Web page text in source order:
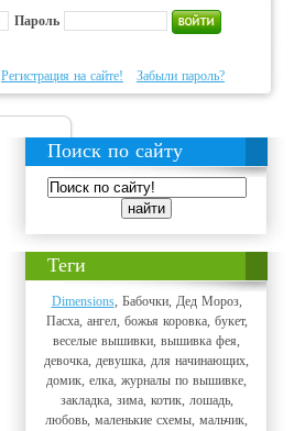
Пароль
Регистрация на сайте! Забыли пароль?
Поиск по сайту
Теги
Dimensions, Бабочки, Дед Мороз,
Пасха, ангел, божья коровка, букет,
веселые вышивки, вышивка фея,
девочка, девушка, для начинающих,
домик, елка, журналы по вышивке,
закладка, зима, котик, лошадь,
любовь, маленькие схемы, мальчик,